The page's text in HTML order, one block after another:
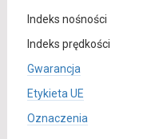
Indeks nośności
Indeks prędkości
Gwarancja
Etykieta UE
Oznaczenia